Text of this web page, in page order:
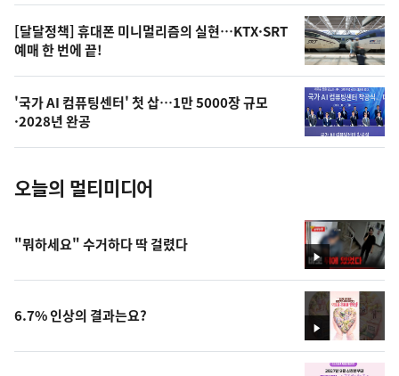
오
늘
의
사
진
[달달정책] 휴대폰 미니멀리즘의 실현…KTX·SRT
예매 한 번에 끝!
'국가 AI 컴퓨팅센터' 첫 삽…1만 5000장 규모
·2028년 완공
오늘의 멀티미디어
영
상
"뭐하세요" 수거하다 딱 걸렸다
영
상
6.7% 인상의 결과는요?